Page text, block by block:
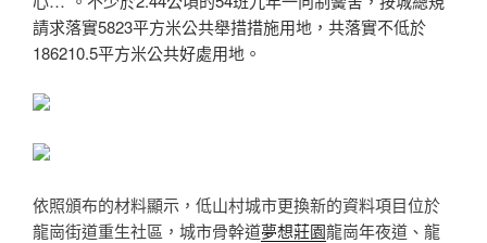
請求落實5823平方米公共舉措措施用地，共落實不低於
186210.5平方米公共好處用地。
依照頒布的材料顯示，低山村城市更換新的資料項目位於
龍崗街道重生社區，城市骨幹道夢想莊園龍崗年夜道、龍